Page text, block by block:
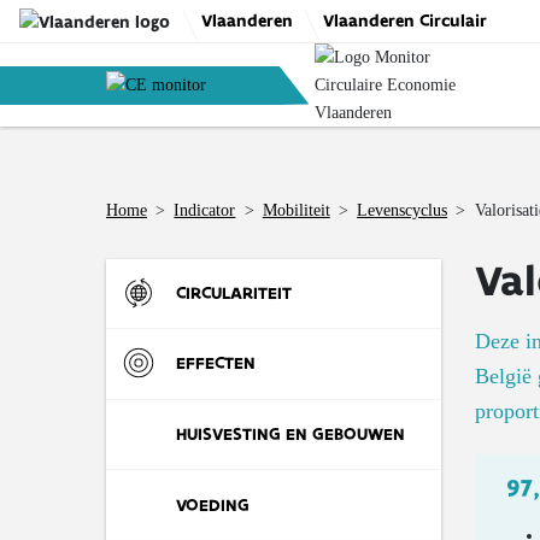
Skip
content
Vlaanderen Vlaanderen Circulair
Home > Indicator > Mobiliteit > Levenscyclus >
CIRCULARITEIT
Instroom
R-strategieën
leven krijgt
Uitstroom
EFFECTEN
Materialen
Vlaamse economie (RMI)
Omgeving
HUISVESTING EN GEBOUWEN
De markt
VOEDING
Deze
België